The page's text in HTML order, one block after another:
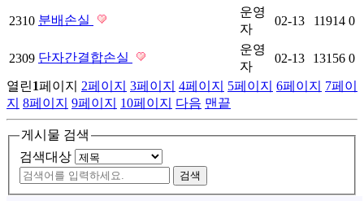
2310 분배손실
운영
자
02-13 11914 0
2309 단자간결합손실
운영
자
02-13 13156 0
열린1페이지 2페이지 3페이지 4페이지 5페이지 6페이지 7페이
지 8페이지 9페이지 10페이지 다음 맨끝
게시물 검색
검색대상
검색